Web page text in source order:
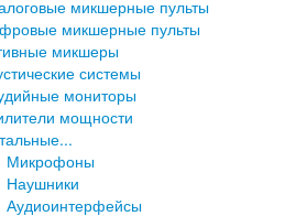
микшерные пульты
микшерные пульты
микшеры
системы
мониторы
мощности
Микрофоны
Наушники
Аудиоинтерфейсы